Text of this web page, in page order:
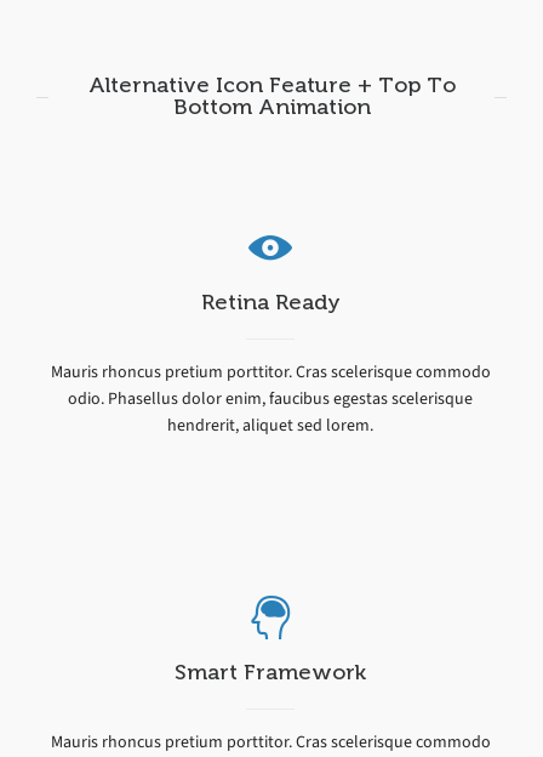
Alternative Icon Feature + Top To
Bottom Animation
Retina Ready
Mauris rhoncus pretium porttitor. Cras scelerisque commodo
odio. Phasellus dolor enim, faucibus egestas scelerisque
hendrerit, aliquet sed lorem.
Smart Framework
Mauris rhoncus pretium porttitor. Cras scelerisque commodo